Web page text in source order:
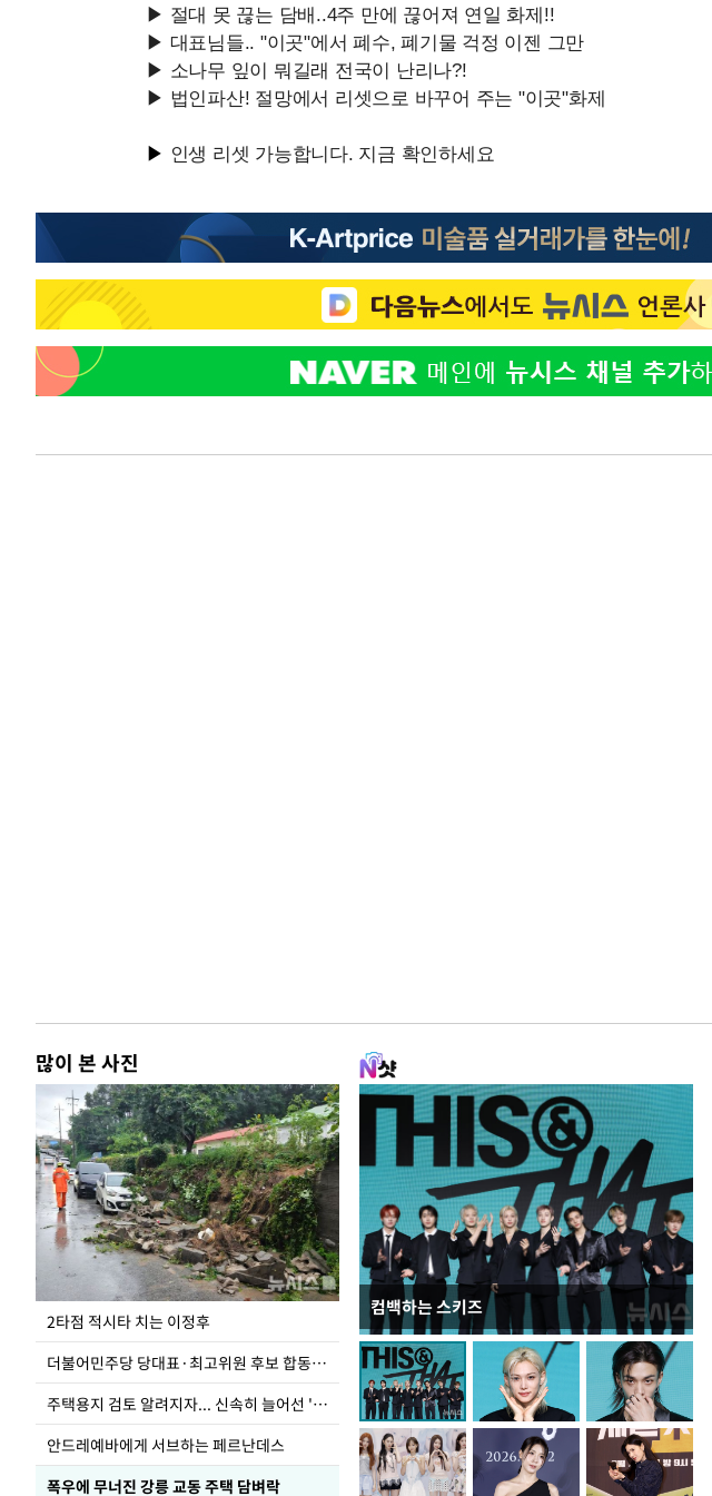
많이 본 사진
2타점 적시타 치는 이정후
더불어민주당 당대표·최고위원 후보 합동연설회
주택용지 검토 알려지자... 신속히 늘어선 '근조화환'
안드레예바에게 서브하는 페르난데스
폭우에 무너진 강릉 교동 주택 담벼락
컴백하는 스키즈
이번주 국회에는 무슨 일이? [뉴시스국회토pic]